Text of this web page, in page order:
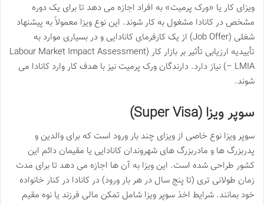
ویزای کار یا «ورک پرمیت» به افراد اجازه می دهد تا برای یک دوره
مشخص در کانادا مشغول به کار شوند. این نوع ویزا معمولاً به پیشنهاد
شغلی (Job Offer) از یک کارفرمای کانادایی و در بسیاری موارد به
تأییدیه ارزیابی تأثیر بر بازار کار (Labour Market Impact Assessment
– LMIA) نیاز دارد. دارندگان ورک پرمیت نیز با هدف کار وارد کانادا می
شوند.
سوپر ویزا (Super Visa)
سوپر ویزا نوع خاصی از ویزای چند بار ورود است که برای والدین و
پدربزرگ ها و مادربزرگ های شهروندان کانادایی یا مقیمان دائم این
کشور طراحی شده است. این ویزا به آن ها اجازه می دهد تا برای مدت
زمان طولانی تری (تا پنج سال در هر بار ورود) در کانادا در کنار خانواده
خود بمانند. شرایط اخذ سوپر ویزا شامل تمکن مالی فرزند یا نوه مقیم